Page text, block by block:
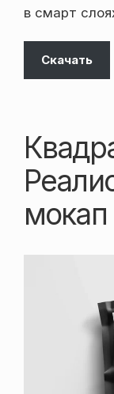
в смарт
Скачать
мокап